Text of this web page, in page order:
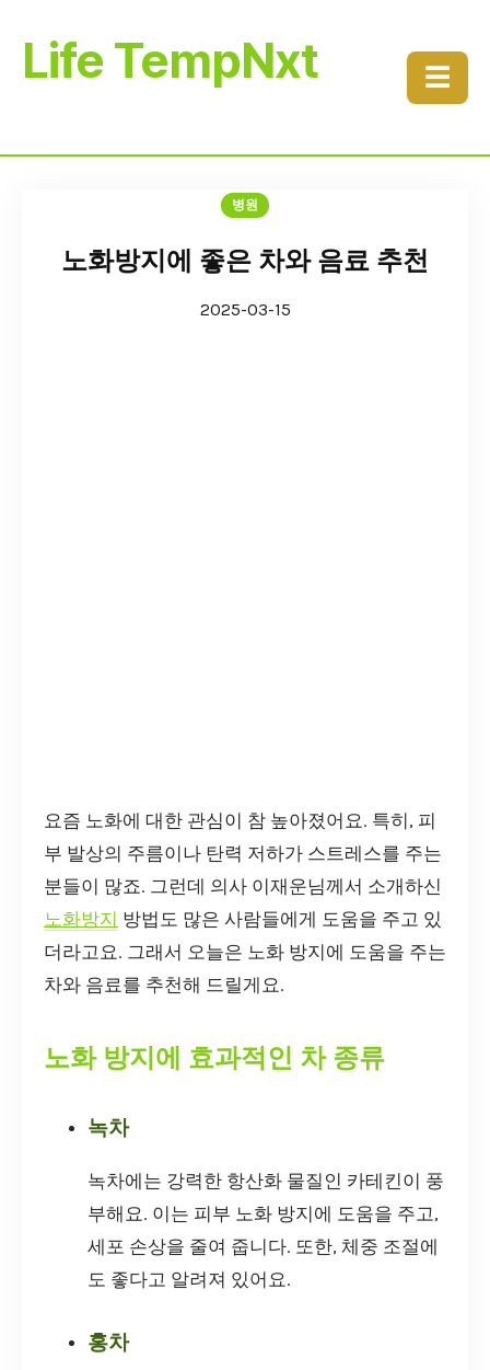
Life TempNxt ☰
병원
노화방지에 좋은 차와 음료 추천
2025-03-15
요즘 노화에 대한 관심이 참 높아졌어요. 특히, 피
부 발상의 주름이나 탄력 저하가 스트레스를 주는
분들이 많죠. 그런데 의사 이재운님께서 소개하신
노화방지 방법도 많은 사람들에게 도움을 주고 있
더라고요. 그래서 오늘은 노화 방지에 도움을 주는
차와 음료를 추천해 드릴게요.
노화 방지에 효과적인 차 종류
녹차
녹차에는 강력한 항산화 물질인 카테킨이 풍
부해요. 이는 피부 노화 방지에 도움을 주고,
세포 손상을 줄여 줍니다. 또한, 체중 조절에
도 좋다고 알려져 있어요.
홍차